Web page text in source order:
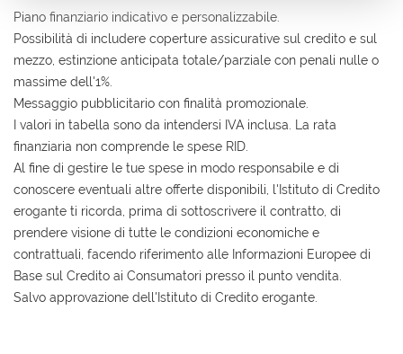
Contattaci
Ho letto e accettol'informativa privacy*
Piano finanziario indicativo e personalizzabile.
Possibilità di includere coperture assicurative sul credito e sul
mezzo, estinzione anticipata totale/parziale con penali nulle o
massime dell'1%.
Messaggio pubblicitario con finalità promozionale.
I valori in tabella sono da intendersi IVA inclusa. La rata
finanziaria non comprende le spese RID.
Al fine di gestire le tue spese in modo responsabile e di
conoscere eventuali altre offerte disponibili, l'Istituto di Credito
erogante ti ricorda, prima di sottoscrivere il contratto, di
prendere visione di tutte le condizioni economiche e
contrattuali, facendo riferimento alle Informazioni Europee di
Base sul Credito ai Consumatori presso il punto vendita.
Salvo approvazione dell'Istituto di Credito erogante.